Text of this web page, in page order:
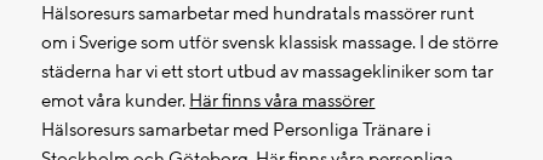
Hälsoresurs samarbetar med hundratals massörer runt
om i Sverige som utför svensk klassisk massage. I de större
städerna har vi ett stort utbud av massagekliniker som tar
emot våra kunder. Här finns våra massörer
Hälsoresurs samarbetar med Personliga Tränare i